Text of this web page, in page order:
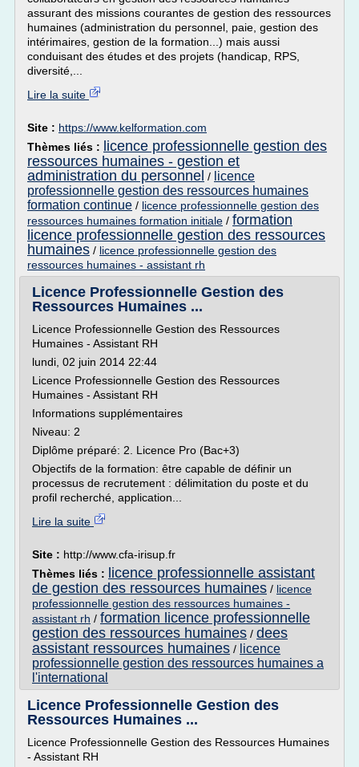
assurant des missions courantes de gestion des ressources
humaines (administration du personnel, paie, gestion des
intérimaires, gestion de la formation...) mais aussi
conduisant des études et des projets (handicap, RPS,
diversité,...
Lire la suite
Site : https://www.kelformation.com
Thèmes liés :
licence professionnelle gestion des
ressources humaines - gestion et
administration du personnel / licence
professionnelle gestion des ressources humaines
formation continue / licence professionnelle gestion des
ressources humaines formation initiale / formation
licence professionnelle gestion des ressources
humaines / licence professionnelle gestion des
ressources humaines - assistant rh
Licence Professionnelle Gestion des
Ressources Humaines ...
Licence Professionnelle Gestion des Ressources
Humaines - Assistant RH
lundi, 02 juin 2014 22:44
Licence Professionnelle Gestion des Ressources
Humaines - Assistant RH
Informations supplémentaires
Niveau: 2
Diplôme préparé: 2. Licence Pro (Bac+3)
Objectifs de la formation: être capable de définir un
processus de recrutement : délimitation du poste et du
profil recherché, application...
Lire la suite
Site : http://www.cfa-irisup.fr
Thèmes liés :
licence professionnelle assistant
de gestion des ressources humaines / licence
professionnelle gestion des ressources humaines -
assistant rh / formation licence professionnelle
gestion des ressources humaines / dees
assistant ressources humaines / licence
professionnelle gestion des ressources humaines a
l'international
Licence Professionnelle Gestion des
Ressources Humaines ...
Licence Professionnelle Gestion des Ressources Humaines
- Assistant RH